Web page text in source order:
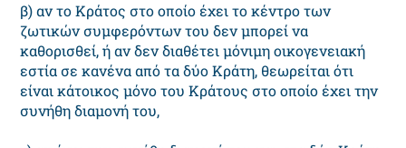
β) αν το Κράτος στο οποίο έχει το κέντρο των
ζωτικών συμφερόντων του δεν μπορεί να
καθορισθεί, ή αν δεν διαθέτει μόνιμη οικογενειακή
εστία σε κανένα από τα δύο Κράτη, θεωρείται ότι
είναι κάτοικος μόνο του Κράτους στο οποίο έχει την
συνήθη διαμονή του,